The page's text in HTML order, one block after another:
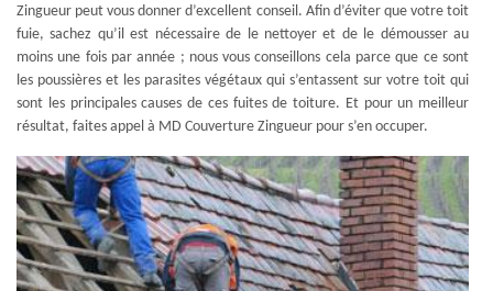
Zingueur peut vous donner d’excellent conseil. Afin d’éviter que votre toit
fuie, sachez qu’il est nécessaire de le nettoyer et de le démousser au
moins une fois par année ; nous vous conseillons cela parce que ce sont
les poussières et les parasites végétaux qui s’entassent sur votre toit qui
sont les principales causes de ces fuites de toiture. Et pour un meilleur
résultat, faites appel à MD Couverture Zingueur pour s’en occuper.